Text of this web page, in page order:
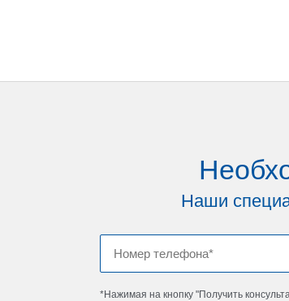
Наши
*Нажимая на кнопку "Получить